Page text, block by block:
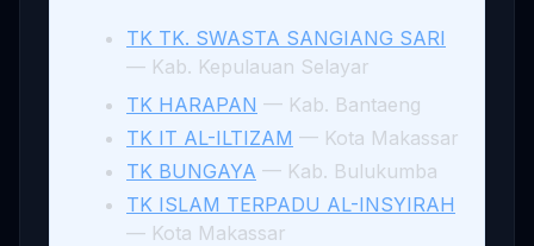
TK TK. SWASTA SANGIANG SARI
— Kab. Kepulauan Selayar
TK HARAPAN — Kab. Bantaeng
TK IT AL-ILTIZAM — Kota Makassar
TK BUNGAYA — Kab. Bulukumba
TK ISLAM TERPADU AL-INSYIRAH
— Kota Makassar